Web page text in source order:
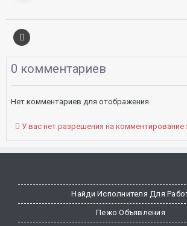
0 комментариев
Нет комментариев для отображения
У вас нет разрешения на комментирование
Найди Исполнителя Для
Пежо Объявления